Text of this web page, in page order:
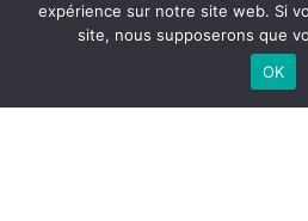
SOIRÉES
expérience sur notre site web. Si
site, nous supposerons que
OK